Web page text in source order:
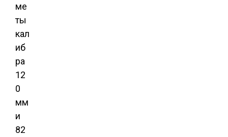
ме
ты
кал
иб
ра
12
0
мм
и
82